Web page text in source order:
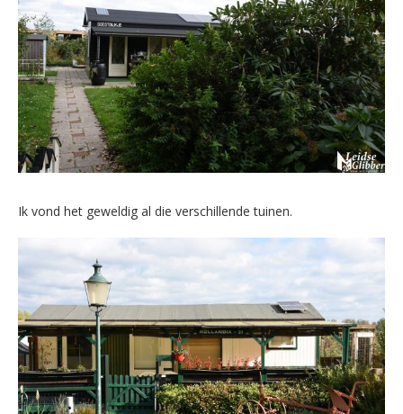
Ik vond het geweldig al die verschillende tuinen.